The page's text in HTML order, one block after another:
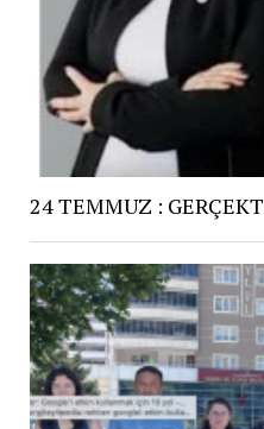
24 TEMMUZ :